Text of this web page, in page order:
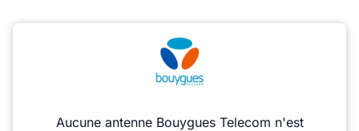
Aucune antenne Bouygues Telecom n'est